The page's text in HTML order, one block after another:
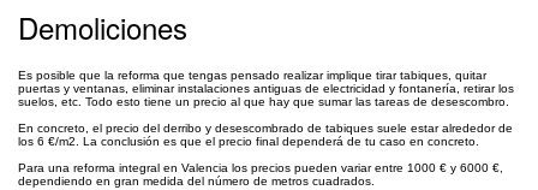
Demoliciones
Es posible que la reforma que tengas pensado realizar implique tirar tabiques, quitar
puertas y ventanas, eliminar instalaciones antiguas de electricidad y fontanería, retirar los
suelos, etc. Todo esto tiene un precio al que hay que sumar las tareas de desescombro.
En concreto, el precio del derribo y desescombrado de tabiques suele estar alrededor de
los 6 €/m2. La conclusión es que el precio final dependerá de tu caso en concreto.
Para una reforma integral en Valencia los precios pueden variar entre 1000 € y 6000 €,
dependiendo en gran medida del número de metros cuadrados.